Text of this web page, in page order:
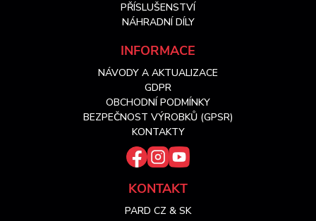
PŘÍSLUŠENSTVÍ
NÁHRADNÍ DÍLY
INFORMACE
NÁVODY A AKTUALIZACE
GDPR
OBCHODNÍ PODMÍNKY
BEZPEČNOST VÝROBKŮ (GPSR)
KONTAKTY
KONTAKT
PARD CZ & SK